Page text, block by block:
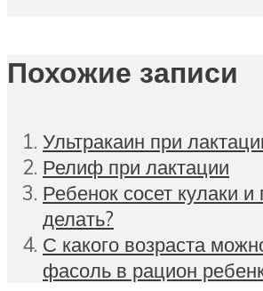
Похожие записи
Ультракаин при
Релиф при лактации
Ребенок сосет кулаки
делать?
С какого возраста
фасоль в рацион